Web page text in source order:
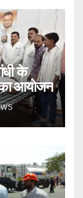
के
का आयोजन